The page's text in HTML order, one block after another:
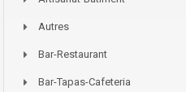
Autres
Bar-Restaurant
Bar-Tapas-Cafeteria